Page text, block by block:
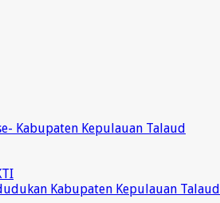
Kabupaten Kepulauan Talaud
Kabupaten Kepulauan Talaud